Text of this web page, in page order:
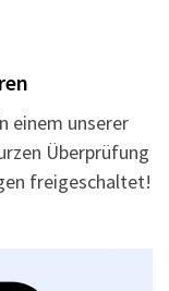
einem unserer
Überprüfung
freigeschaltet!